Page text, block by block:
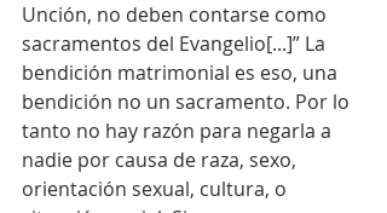
Unción, no deben contarse como
sacramentos del Evangelio[...]” La
bendición matrimonial es eso, una
bendición no un sacramento. Por lo
tanto no hay razón para negarla a
nadie por causa de raza, sexo,
orientación sexual, cultura, o